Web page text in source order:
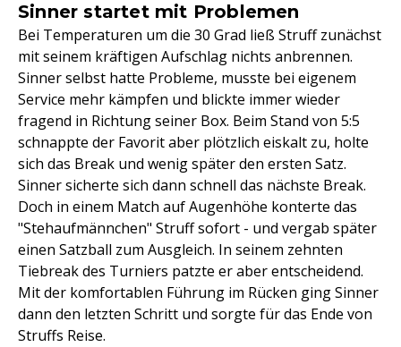
Sinner startet mit Problemen
Bei Temperaturen um die 30 Grad ließ Struff zunächst
mit seinem kräftigen Aufschlag nichts anbrennen.
Sinner selbst hatte Probleme, musste bei eigenem
Service mehr kämpfen und blickte immer wieder
fragend in Richtung seiner Box. Beim Stand von 5:5
schnappte der Favorit aber plötzlich eiskalt zu, holte
sich das Break und wenig später den ersten Satz.
Sinner sicherte sich dann schnell das nächste Break.
Doch in einem Match auf Augenhöhe konterte das
"Stehaufmännchen" Struff sofort - und vergab später
einen Satzball zum Ausgleich. In seinem zehnten
Tiebreak des Turniers patzte er aber entscheidend.
Mit der komfortablen Führung im Rücken ging Sinner
dann den letzten Schritt und sorgte für das Ende von
Struffs Reise.